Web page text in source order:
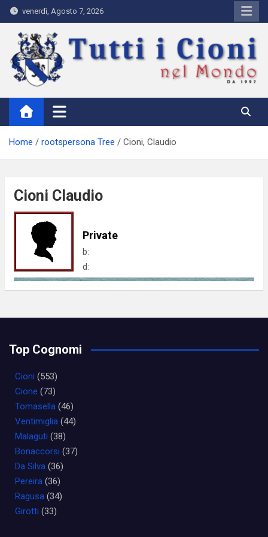
Skip
to
content
venerdì, Agosto 7, 2026
Tutti i Cioni nel Mondo
Where Cioni`s come from
Home rootspersona Tree Cioni, Claudio
Cioni Claudio
Private
b:
d:
Top Cognomi
Cioni (553)
Cione (73)
Tomasella (46)
Ventimiglia (44)
Malaguti (38)
Bonaccorsi (37)
Da Silva (36)
Pereira (36)
Ragusa (34)
Girotti (33)